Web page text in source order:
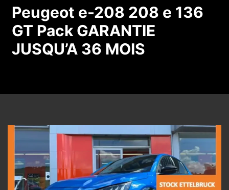
Peugeot e-208 208 e 136
GT Pack GARANTIE
JUSQU’A 36 MOIS